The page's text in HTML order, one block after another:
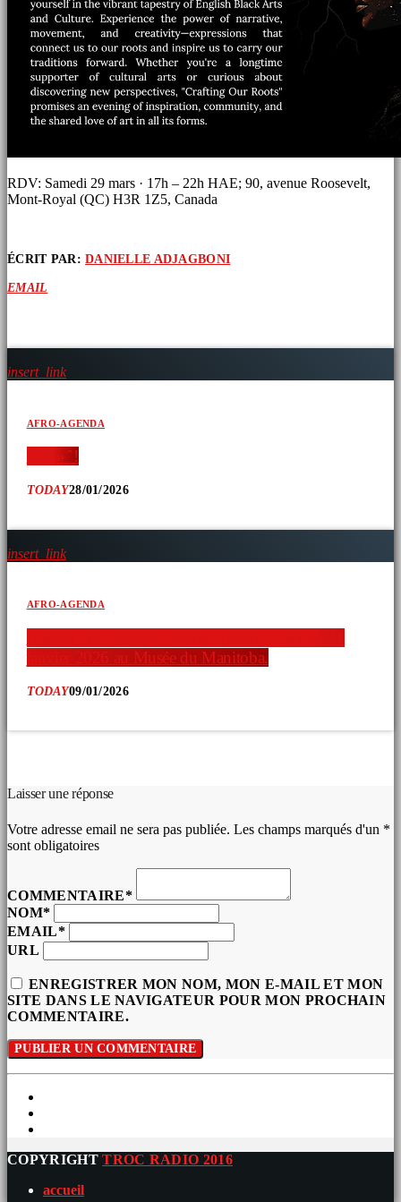
RDV: Samedi 29 mars · 17h – 22h HAE; 90, avenue Roosevelt,
Mont-Royal (QC) H3R 1Z5, Canada
ÉCRIT PAR:DANIELLE ADJAGBONI
EMAIL
insert_link
AFRO-AGENDA
‘ » » ̂ !
TODAY28/01/2026
insert_link
AFRO-AGENDA
janvier 2026 au Musée du Manitoba.
TODAY09/01/2026
Laisser une réponse
Votre adresse email ne sera pas publiée. Les champs marqués d'un *
sont obligatoires
COMMENTAIRE*
NOM*
EMAIL*
URL
ENREGISTRER MON NOM, MON E-MAIL ET MON
SITE DANS LE NAVIGATEUR POUR MON PROCHAIN
COMMENTAIRE.
COPYRIGHTTROC RADIO 2016
accueil